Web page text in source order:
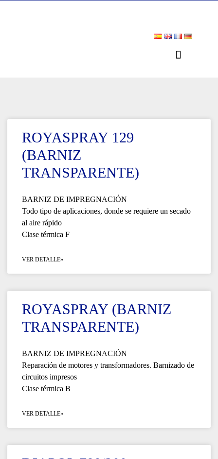
ROYASPRAY 129
(BARNIZ
TRANSPARENTE)
BARNIZ DE IMPREGNACIÓN
Todo tipo de aplicaciones, donde se requiere un secado
al aire rápido
Clase térmica F
VER DETALLE»
ROYASPRAY (BARNIZ
TRANSPARENTE)
BARNIZ DE IMPREGNACIÓN
Reparación de motores y transformadores. Barnizado de
circuitos impresos
Clase térmica B
VER DETALLE»